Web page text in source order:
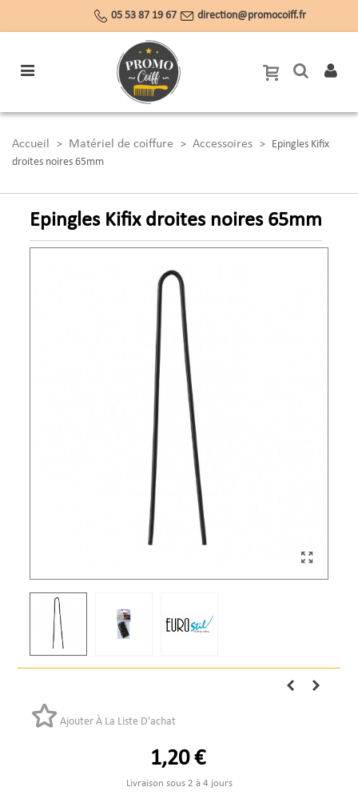
05 53 87 19 67 direction@promocoiff.fr
Accueil > Matériel de coiffure > Accessoires > Epingles Kifix
droites noires 65mm
Epingles Kifix droites noires 65mm
Ajouter À La Liste D'achat
1,20 €
Livraison sous 2 à 4 jours